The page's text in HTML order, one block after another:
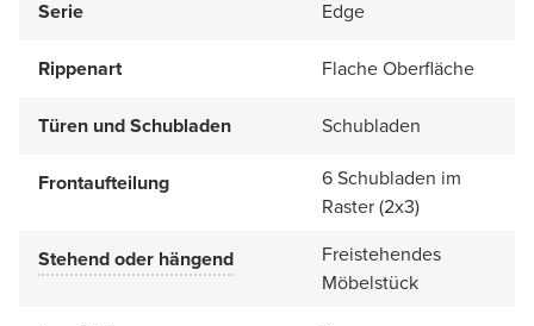
Serie
Edge
Rippenart Flache Oberfläche
Türen und Schubladen Schubladen
Frontaufteilung
6 Schubladen im
Raster (2x3)
Stehend oder hängend
Freistehendes
Möbelstück